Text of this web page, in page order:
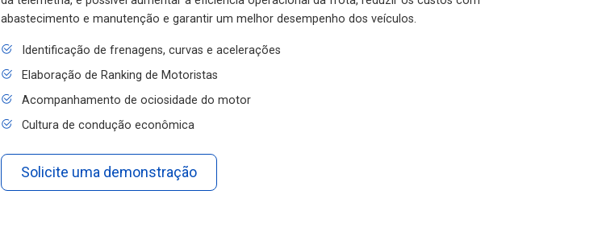
abastecimento e manutenção e garantir um melhor desempenho dos veículos.
Identificação de frenagens, curvas e acelerações
Elaboração de Ranking de Motoristas
Acompanhamento de ociosidade do motor
Cultura de condução econômica
Solicite uma demonstração